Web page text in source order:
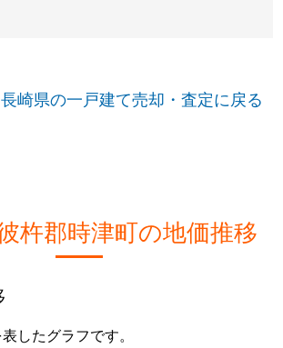
長崎県の一戸建て売却・査定に戻る
杵郡時津町の地価推移
したグラフです。